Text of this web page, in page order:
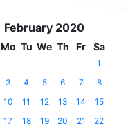
February 2020
Mo Tu We Th Fr Sa
1
3 4 5 6 7
8
10 11 12 13 14
15
17 18 19 20 21
22